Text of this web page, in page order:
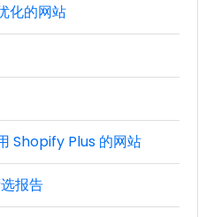
化的网站
Shopify Plus 的网站
报告